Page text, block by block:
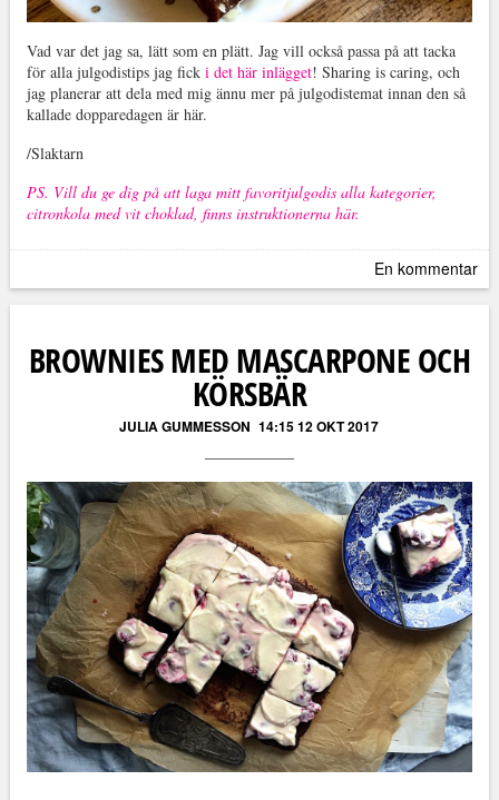
Vad var det jag sa, lätt som en plätt. Jag vill också passa på att tacka
för alla julgodistips jag fick i det här inlägget! Sharing is caring, och
jag planerar att dela med mig ännu mer på julgodistemat innan den så
kallade dopparedagen är här.
/Slaktarn
PS. Vill du ge dig på att laga mitt favoritjulgodis alla kategorier,
citronkola med vit choklad, finns instruktionerna här.
En kommentar
BROWNIES MED MASCARPONE OCH
KÖRSBÄR
JULIA GUMMESSON 14:15 12 OKT 2017